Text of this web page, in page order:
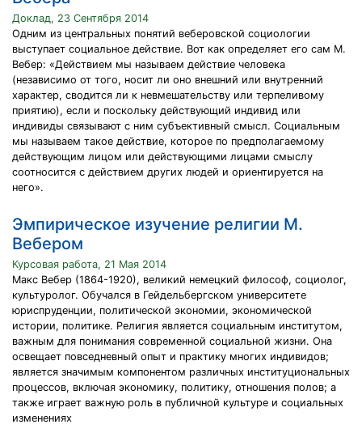
Доклад, 23 Сентября 2014
Одним из центральных понятий веберовской социологии
выступает социальное действие. Вот как определяет его сам М.
Вебер: «Действием мы называем действие человека
(независимо от того, носит ли оно внешний или внутренний
характер, сводится ли к невмешательству или терпеливому
приятию), если и поскольку действующий индивид или
индивиды связывают с ним субъективный смысл. Социальным
мы называем такое действие, которое по предполагаемому
действующим лицом или действующими лицами смыслу
соотносится с действием других людей и ориентируется на
него».
Эмпирическое изучение религии М.
Вебером
Курсовая работа, 21 Мая 2014
Макс Вебер (1864-1920), великий немецкий философ, социолог,
культуролог. Обучался в Гейдельбергском университете
юриспруденции, политической экономии, экономической
истории, политике. Религия является социальным институтом,
важным для понимания современной социальной жизни. Она
освещает повседневный опыт и практику многих индивидов;
является значимым компонентом различных институциональных
процессов, включая экономику, политику, отношения полов; а
также играет важную роль в публичной культуре и социальных
изменениях